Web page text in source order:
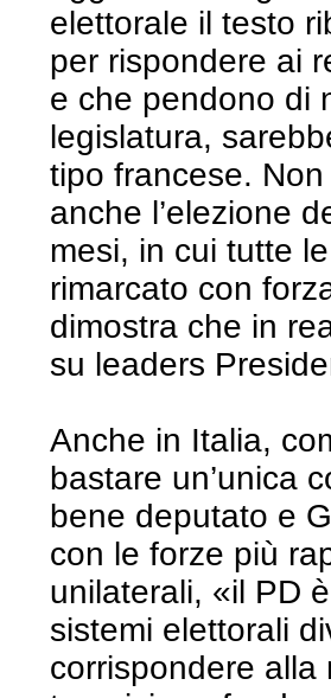
elettorale il testo
per rispondere ai
e che pendono di
legislatura,
tipo francese.
anche l’elezione
mesi, in cui tutte
rimarcato con
dimostra che in
su leaders
Anche in Italia,
bastare un’unica
bene deputato e
con le forze più
unilaterali, «il PD
sistemi elettorali
corrispondere